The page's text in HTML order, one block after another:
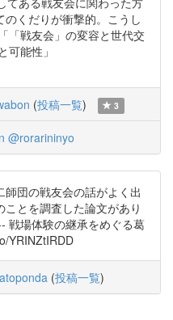
くだりが衝撃的。こうし
「戦友会」の変容と世代交
可能性」
(投稿一覧) 3
@rorarininyo
団の戦友会の話がよく出
とを調査した論文があり
戦場体験の継承をめぐる葛
YRINZtIRDD
(投稿一覧)